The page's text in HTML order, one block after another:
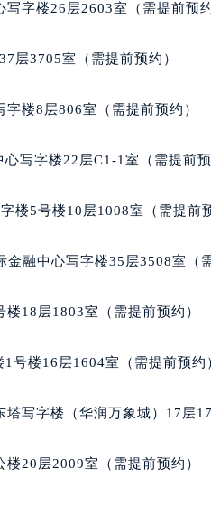
达金融中心A座907室（需提前
号亨特国际金融中心14楼14D
勒泰中心写字楼B座13层07室
口华润大厦B座17层1707室（需
腾达中心东1幢20楼2002室（
路16号兰州中心写字楼21层
号英利国际金融中心写字楼20
大街萧邦售后服务中心（需提
萧邦售后服务中心（需提前预约
路萧邦售后服务中心（需提前
街萧邦售后服务中心（需提前
字楼26层2603室（需提前预约
层3705室（需提前预约）
楼8层806室（需提前预约）
写字楼22层C1-1室（需提前预
楼5号楼10层1008室（需提前
融中心写字楼35层3508室（
18层1803室（需提前预约）
号楼16层1604室（需提前预约
写字楼（华润万象城）17层
20层2009室（需提前预约）